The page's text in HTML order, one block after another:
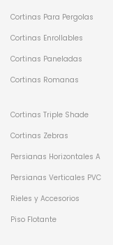
Cortinas Para Pergolas
Cortinas Enrollables
Cortinas Paneladas
Cortinas Romanas
Cortinas Triple Shade
Cortinas Zebras
Persianas Horizontales A
Persianas Verticales PVC
Rieles y Accesorios
Piso Flotante